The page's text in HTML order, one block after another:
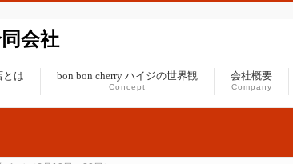
会社
とは bon bon cherry ハイジの世界観
Concept
会社概要
Company